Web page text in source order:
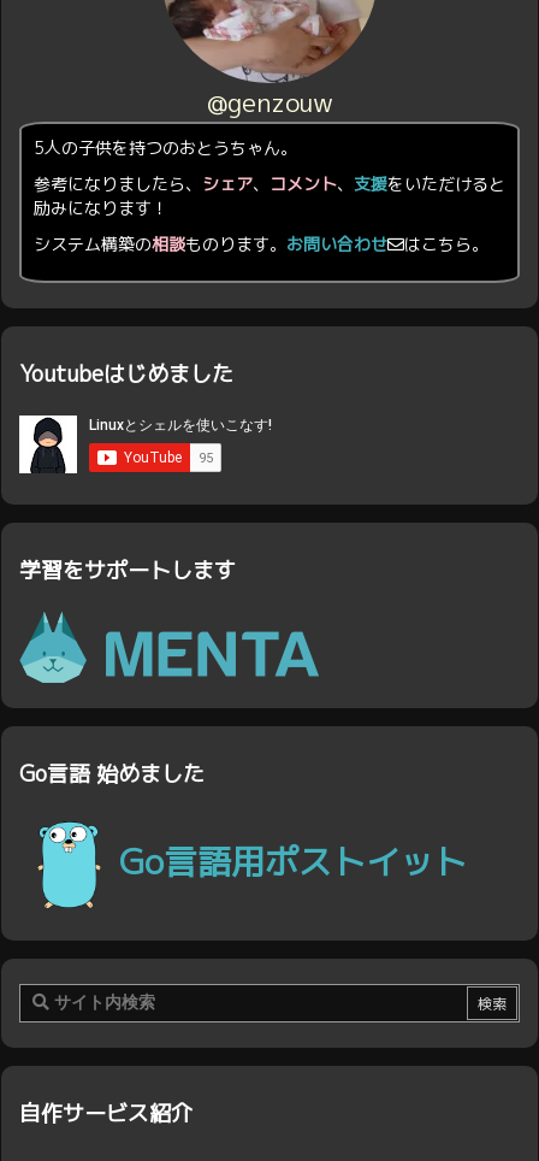
@genzouw
5人の子供を持つのおとうちゃん。
参考になりましたら、 シェア、 コメント、 支援をいただけると
励みになります！
システム構築の相談ものります。 お問い合わせ はこちら。
Youtubeはじめました
学習をサポートします
Go言語 始めました
Go言語用ポストイット
自作サービス紹介